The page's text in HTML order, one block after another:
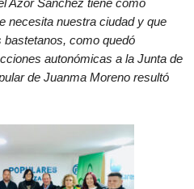
Azor Sánchez tiene como
necesita nuestra ciudad y que
como quedó
autonómicas a la Junta de
de Juanma Moreno resultó